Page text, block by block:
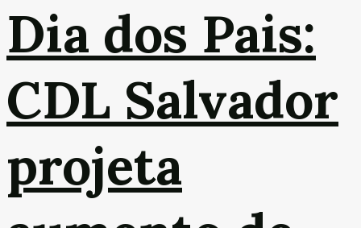
Dia dos Pais:
CDL Salvador
projeta